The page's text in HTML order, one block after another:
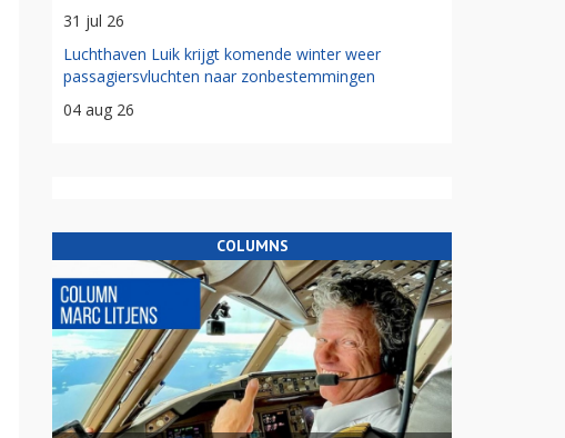
31 jul 26
Luchthaven Luik krijgt komende winter weer
passagiersvluchten naar zonbestemmingen
04 aug 26
COLUMNS